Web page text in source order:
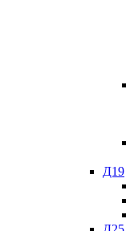
Д19